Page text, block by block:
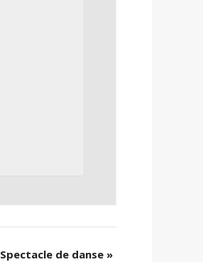
Spectacle de danse »